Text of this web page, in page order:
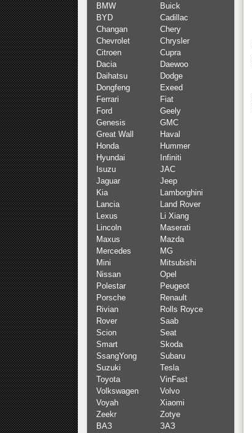
BMW
Buick
BYD
Cadillac
Changan
Chery
Chevrolet
Chrysler
Citroen
Cupra
Dacia
Daewoo
Daihatsu
Dodge
Dongfeng
Exeed
Ferrari
Fiat
Ford
Geely
Genesis
GMC
Great Wall
Haval
Honda
Hummer
Hyundai
Infiniti
Isuzu
JAC
Jaguar
Jeep
Kia
Lamborghini
Lancia
Land Rover
Lexus
Li Xiang
Lincoln
Maserati
Maxus
Mazda
Mercedes
MG
Mini
Mitsubishi
Nissan
Opel
Polestar
Peugeot
Porsche
Renault
Rivian
Rolls Royce
Rover
Saab
Scion
Seat
Smart
Skoda
SsangYong
Subaru
Suzuki
Tesla
Toyota
VinFast
Volkswagen
Volvo
Voyah
Xiaomi
Zeekr
Zotye
ВАЗ
ЗАЗ